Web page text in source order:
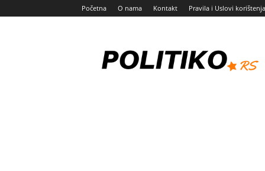
Početna O nama Kontakt Pravila i Uslovi korištenja